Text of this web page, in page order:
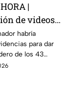
|
de videos
a
parte de
Ángel
habría
para dar
de los 43
de